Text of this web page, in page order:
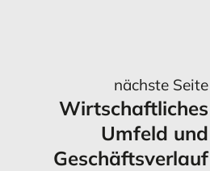
nächste Seite
Wirtschaftliches
Umfeld und
Geschäftsverlauf